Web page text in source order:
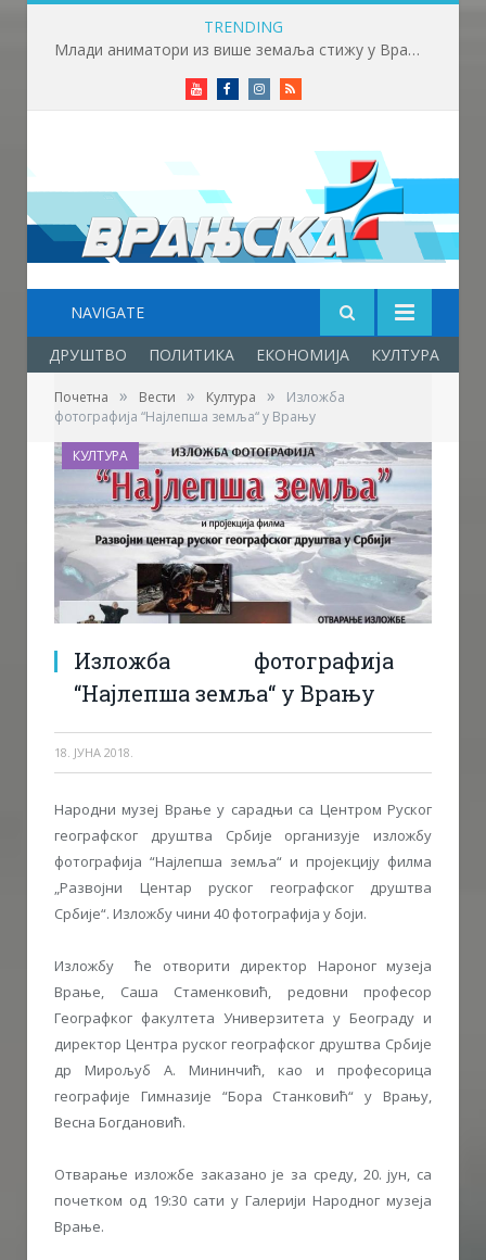
TRENDING
Млади аниматори из више земаља стижу у Врање – почиње „Златни пуж“
YoutubeFacebookInstagram
RSS
NAVIGATE
ДРУШТВО ПОЛИТИКА ЕКОНОМИЈА КУЛТУРА
Почетна » Вести » Култура »
Изложба
фотографија “Најлепша земља“ у Врању
Изложба фотографија
“Најлепша земља“ у Врању
18. ЈУНА 2018.
КУЛТУРА
Народни музеј Врање у сарадњи са Центром Руског
географског друштва Србије организује изложбу
фотографија “Најлепша земља“ и пројекцију филма
„Развојни Центар руског географског друштва
Србије“. Изложбу чини 40 фотографија у боји.
Изложбу ће отворити директор Нароног музеја
Врање, Саша Стаменковић, редовни професор
Географког факултета Универзитета у Београду и
директор Центра руског географског друштва Србије
др Мирољуб А. Мининчић, као и професорица
географије Гимназије “Бора Станковић“ у Врању,
Весна Богдановић.
Отварање изложбе заказано је за среду, 20. јун, са
почетком од 19:30 сати у Галерији Народног музеја
Врање.